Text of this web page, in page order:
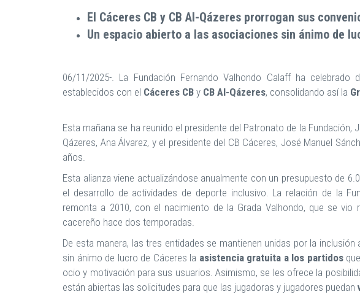
El Cáceres CB y CB Al-Qázeres prorrogan sus
Un espacio abierto a las asociaciones sin ánimo de
06/11/2025-. La Fundación Fernando Valhondo Calaff ha
establecidos con el Cáceres CB y CB Al-Qázeres, consolidando así la
Esta mañana se ha reunido el presidente del Patronato de la Fundación,
Qázeres, Ana Álvarez, y el presidente del CB Cáceres, José Manuel
años.
Esta alianza viene actualizándose anualmente con un presupuesto de
el desarrollo de actividades de deporte inclusivo. La relación de la
remonta a 2010, con el nacimiento de la Grada Valhondo, que se
cacereño hace dos temporadas.
De esta manera, las tres entidades se mantienen unidas por la
sin ánimo de lucro de Cáceres la asistencia gratuita a los partidos
ocio y motivación para sus usuarios. Asimismo, se les ofrece la
están abiertas las solicitudes para que las jugadoras y jugadores puedan